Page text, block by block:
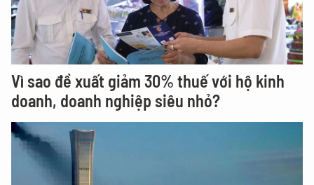
Vì sao đề xuất giảm 30% thuế với hộ kinh
doanh, doanh nghiệp siêu nhỏ?